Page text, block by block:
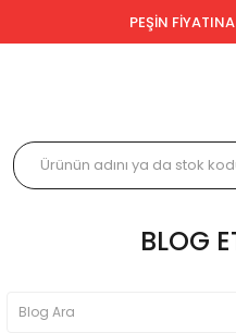
PEŞİN
BLOG